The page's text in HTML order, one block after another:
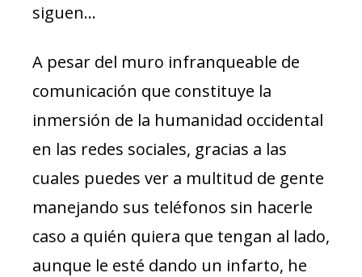
siguen…
A pesar del muro infranqueable de
comunicación que constituye la
inmersión de la humanidad occidental
en las redes sociales, gracias a las
cuales puedes ver a multitud de gente
manejando sus teléfonos sin hacerle
caso a quién quiera que tengan al lado,
aunque le esté dando un infarto, he